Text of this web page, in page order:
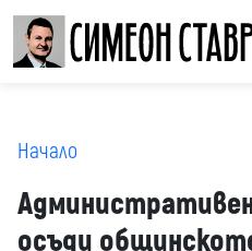
Начало
осъди